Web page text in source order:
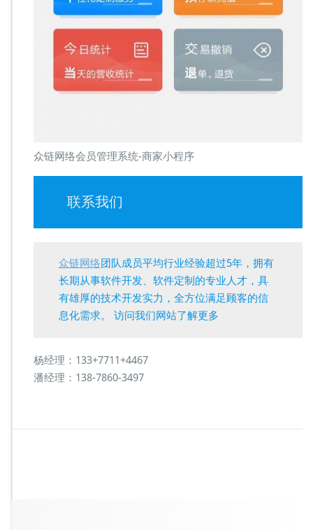
众链网络会员管理系统-商家小程序
联系我们
众链网络团队成员平均行业经验超过5年，拥有
长期从事软件开发、软件定制的专业人才，具
有雄厚的技术开发实力，全方位满足顾客的信
息化需求。 访问我们网站了解更多
杨经理：133+7711+4467
潘经理：138-7860-3497